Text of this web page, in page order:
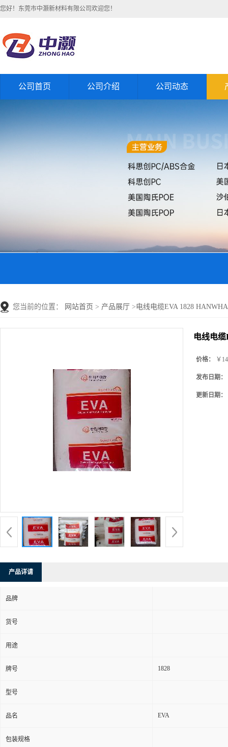
您好！东莞市中灏新材料有限公司欢迎您！
公司首页 公司介绍 公司动态
您当前的位置： 网站首页 > 产品展厅 >电线电缆EVA 1828
电线电缆
价格： ￥
发布日期：
更新日期：
产品详请
品牌
货号
用途
牌号 1828
型号
品名 EVA
包装规格